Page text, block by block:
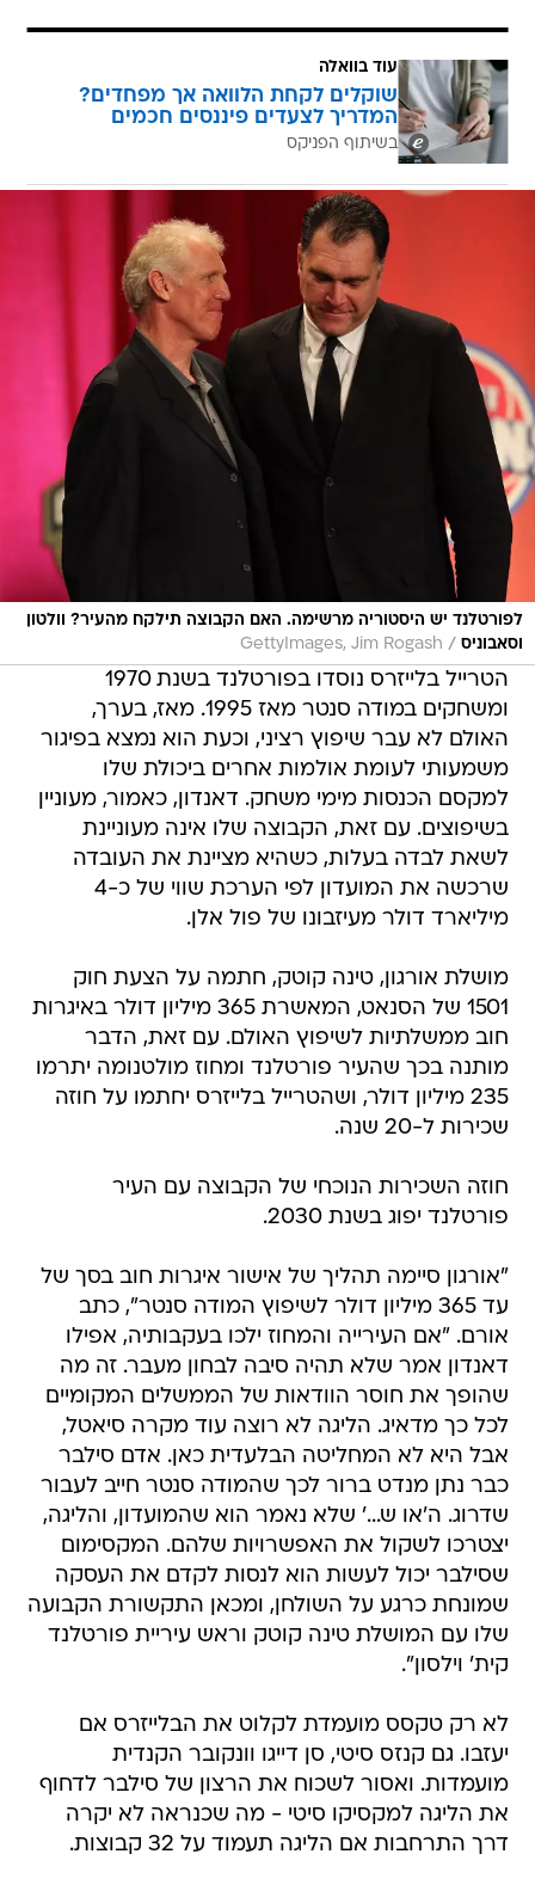
עוד בוואלה
שוקלים לקחת הלוואה אך מפחדים?
המדריך לצעדים פיננסים חכמים
בשיתוף הפניקס
לפורטלנד יש היסטוריה מרשימה. האם הקבוצה תילקח מהעיר? וולטון
וסאבוניס /
GettyImages, Jim Rogash
הטרייל בלייזרס נוסדו בפורטלנד בשנת 1970
ומשחקים במודה סנטר מאז 1995. מאז, בערך,
האולם לא עבר שיפוץ רציני, וכעת הוא נמצא בפיגור
משמעותי לעומת אולמות אחרים ביכולת שלו
למקסם הכנסות מימי משחק. דאנדון, כאמור, מעוניין
בשיפוצים. עם זאת, הקבוצה שלו אינה מעוניינת
לשאת לבדה בעלות, כשהיא מציינת את העובדה
שרכשה את המועדון לפי הערכת שווי של כ-4
מיליארד דולר מעיזבונו של פול אלן.
מושלת אורגון, טינה קוטק, חתמה על הצעת חוק
1501 של הסנאט, המאשרת 365 מיליון דולר באיגרות
חוב ממשלתיות לשיפוץ האולם. עם זאת, הדבר
מותנה בכך שהעיר פורטלנד ומחוז מולטנומה יתרמו
235 מיליון דולר, ושהטרייל בלייזרס יחתמו על חוזה
שכירות ל-20 שנה.
חוזה השכירות הנוכחי של הקבוצה עם העיר
פורטלנד יפוג בשנת 2030.
"אורגון סיימה תהליך של אישור איגרות חוב בסך של
עד 365 מיליון דולר לשיפוץ המודה סנטר", כתב
אורם. "אם העירייה והמחוז ילכו בעקבותיה, אפילו
דאנדון אמר שלא תהיה סיבה לבחון מעבר. זה מה
שהופך את חוסר הוודאות של הממשלים המקומיים
לכל כך מדאיג. הליגה לא רוצה עוד מקרה סיאטל,
אבל היא לא המחליטה הבלעדית כאן. אדם סילבר
כבר נתן מנדט ברור לכך שהמודה סנטר חייב לעבור
שדרוג. ה'או ש...' שלא נאמר הוא שהמועדון, והליגה,
יצטרכו לשקול את האפשרויות שלהם. המקסימום
שסילבר יכול לעשות הוא לנסות לקדם את העסקה
שמונחת כרגע על השולחן, ומכאן התקשורת הקבועה
שלו עם המושלת טינה קוטק וראש עיריית פורטלנד
קית' וילסון".
לא רק טקסס מועמדת לקלוט את הבלייזרס אם
יעזבו. גם קנזס סיטי, סן דייגו וונקובר הקנדית
מועמדות. ואסור לשכוח את הרצון של סילבר לדחוף
את הליגה למקסיקו סיטי - מה שכנראה לא יקרה
דרך התרחבות אם הליגה תעמוד על 32 קבוצות.